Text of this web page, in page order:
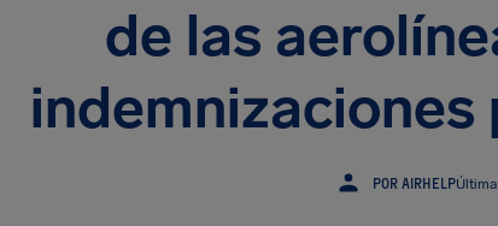
de las
POR AIRHELP